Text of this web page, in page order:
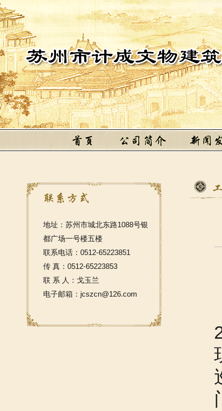
地址：苏州市城北东路1088号银
都广场一号楼五楼
联系电话：0512-65223851
传 真：0512-65223853
联 系 人：戈玉兰
电子邮箱：jcszcn@126.com